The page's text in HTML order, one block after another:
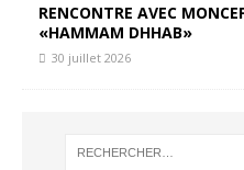
RENCONTRE AVEC
«HAMMAM DHHAB»
30 juillet 2026